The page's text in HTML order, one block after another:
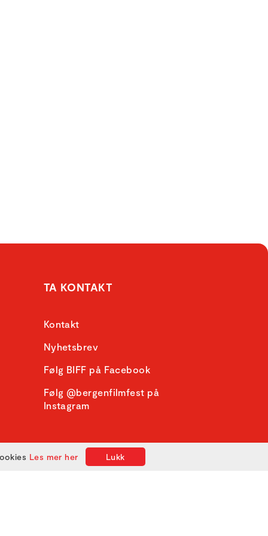
TA KONTAKT
Kontakt
Nyhetsbrev
Følg BIFF på Facebook
Følg @bergenfilmfest på
Instagram
Lukk
Les mer her